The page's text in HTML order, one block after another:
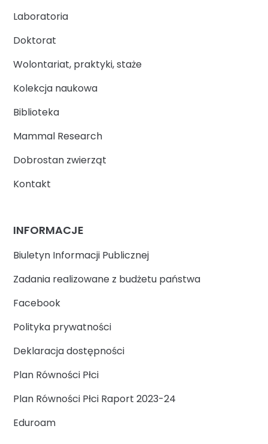
Laboratoria
Doktorat
Wolontariat, praktyki, staże
Kolekcja naukowa
Biblioteka
Mammal Research
Dobrostan zwierząt
Kontakt
INFORMACJE
Biuletyn Informacji Publicznej
Zadania realizowane z budżetu państwa
Facebook
Polityka prywatności
Deklaracja dostępności
Plan Równości Płci
Plan Równości Płci Raport 2023-24
Eduroam